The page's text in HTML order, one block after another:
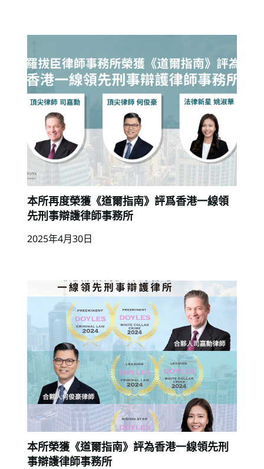
本所再度榮獲《道爾指南》評爲香港一線領
先刑事辯護律師事務所
2025年4月30日
本所榮獲《道爾指南》評為香港一線領先刑
事辯護律師事務所